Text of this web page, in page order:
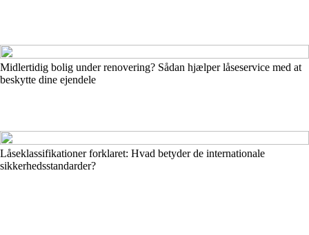
Midlertidig bolig under renovering? Sådan hjælper låseservice med at
beskytte dine ejendele
Låseklassifikationer forklaret: Hvad betyder de internationale
sikkerhedsstandarder?